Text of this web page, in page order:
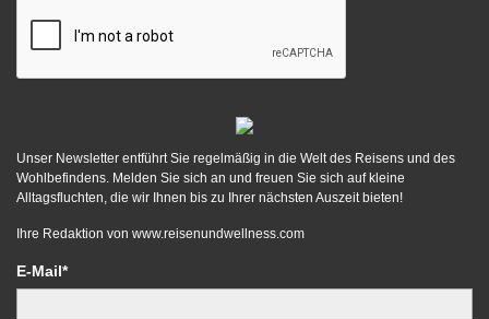
Unser Newsletter entführt Sie regelmäßig in die Welt des Reisens und des
Wohlbefindens. Melden Sie sich an und freuen Sie sich auf kleine
Alltagsfluchten, die wir Ihnen bis zu Ihrer nächsten Auszeit bieten!
Ihre Redaktion von www.reisenundwellness.com
E-Mail*